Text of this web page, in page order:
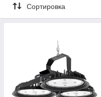
Сортировка